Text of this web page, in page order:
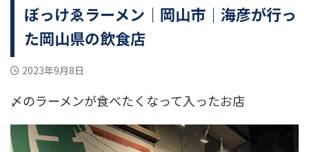
ぼっけゑラーメン｜岡山市｜海彦が行っ
た岡山県の飲食店
2023年9月8日
〆のラーメンが食べたくなって入ったお店